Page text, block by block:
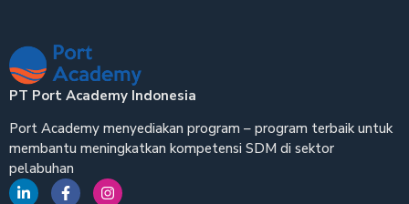
PT Port Academy Indonesia
Port Academy menyediakan program – program terbaik untuk
membantu meningkatkan kompetensi SDM di sektor
pelabuhan